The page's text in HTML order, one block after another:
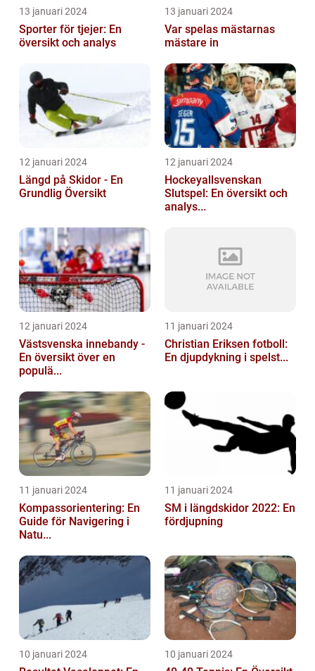
13 januari 2024
Sporter för tjejer: En
översikt och analys
13 januari 2024
Var spelas mästarnas
mästare in
12 januari 2024
Längd på Skidor - En
Grundlig Översikt
12 januari 2024
Hockeyallsvenskan
Slutspel: En översikt och
analys...
12 januari 2024
Västsvenska innebandy -
En översikt över en
populä...
11 januari 2024
Christian Eriksen fotboll:
En djupdykning i spelst...
11 januari 2024
Kompassorientering: En
Guide för Navigering i
Natu...
11 januari 2024
SM i längdskidor 2022: En
fördjupning
10 januari 2024 10 januari 2024